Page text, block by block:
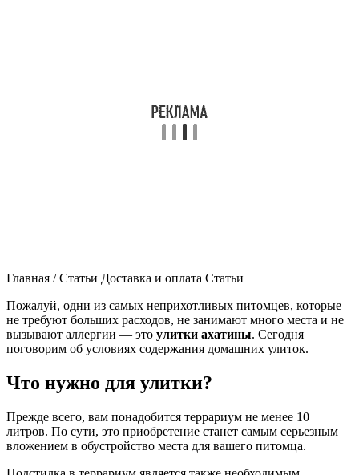
Главная / Статьи Доставка и оплата Статьи
Пожалуй, одни из самых неприхотливых питомцев, которые
не требуют больших расходов, не занимают много места и не
вызывают аллергии — это улитки ахатины. Сегодня
поговорим об условиях содержания домашних улиток.
Что нужно для улитки?
Прежде всего, вам понадобится террариум не менее 10
литров. По сути, это приобретение станет самым серьезным
вложением в обустройство места для вашего питомца.